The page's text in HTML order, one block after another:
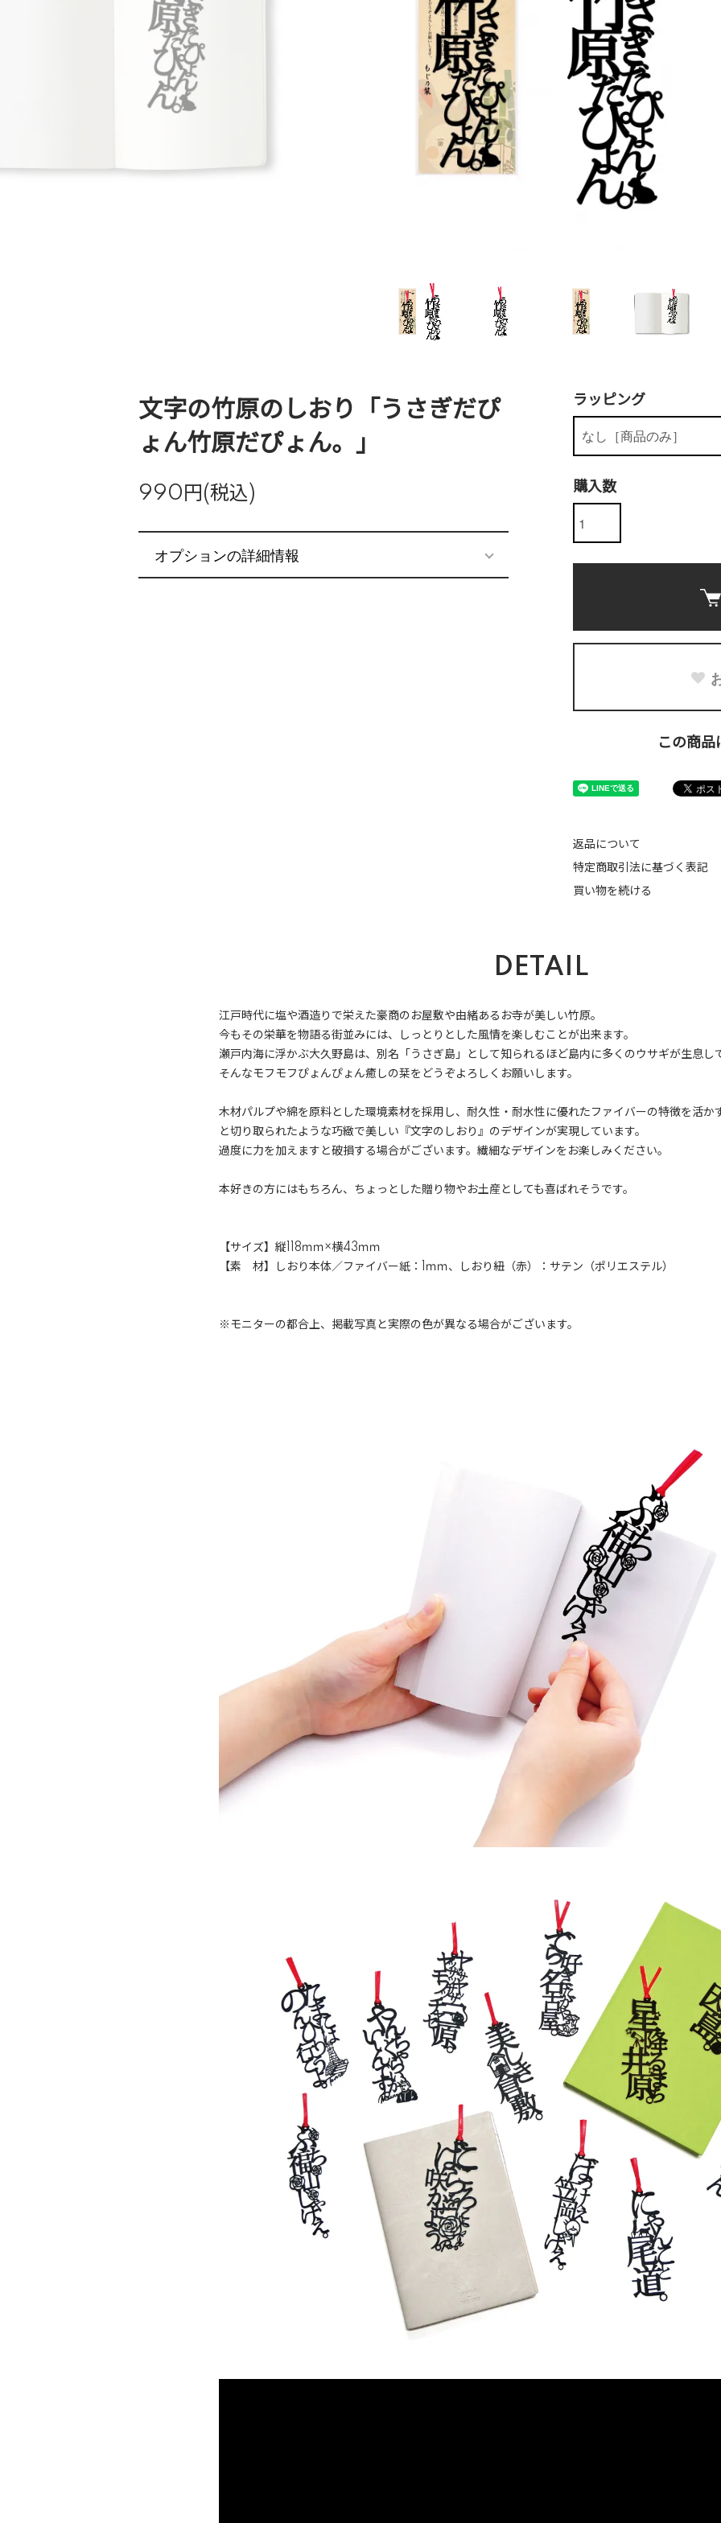
文字の竹原のしおり「うさぎだぴ
ょん竹原だぴょん。」
990円(税込)
オプションの詳細情報
ラッピング
購入数
この商品
返品について
特定商取引法に基づく表記
買い物を続ける
DETAIL
江戸時代に塩や酒造りで栄えた豪商のお屋敷や由緒あるお寺が美しい竹原。
今もその栄華を物語る街並みには、しっとりとした風情を楽しむことが出来ます。
瀬戸内海に浮かぶ大久野島は、別名「うさぎ島」として知られるほど島内に多くのウサギが生息し
そんなモフモフぴょんぴょん癒しの栞をどうぞよろしくお願いします。
木材パルプや綿を原料とした環境素材を採用し、耐久性・耐水性に優れたファイバーの特徴を活か
と切り取られたような巧緻で美しい『文字のしおり』のデザインが実現しています。
過度に力を加えますと破損する場合がございます。繊細なデザインをお楽しみください。
本好きの方にはもちろん、ちょっとした贈り物やお土産としても喜ばれそうです。
【サイズ】縦118ｍｍ×横43ｍｍ
【素 材】しおり本体／ファイバー紙：1ｍｍ、しおり紐（赤）：サテン（ポリエステル）
※モニターの都合上、掲載写真と実際の色が異なる場合がございます。